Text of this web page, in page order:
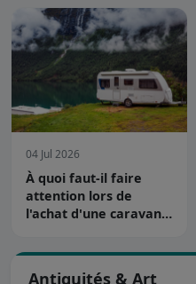
04 Jul 2026
À quoi faut-il faire
attention lors de
l'achat d'une caravane
Antiquités & Art